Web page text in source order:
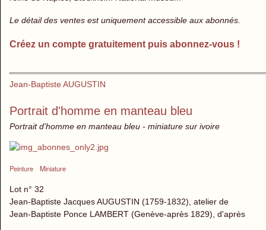
Le détail des ventes est uniquement accessible aux abonnés.
Créez un compte gratuitement puis abonnez-vous !
Jean-Baptiste AUGUSTIN
Portrait d'homme en manteau bleu
Portrait d'homme en manteau bleu - miniature sur ivoire
Peinture Miniature
Lot n° 32
Jean-Baptiste Jacques AUGUSTIN (1759-1832), atelier de
Jean-Baptiste Ponce LAMBERT (Genève-après 1829), d'après